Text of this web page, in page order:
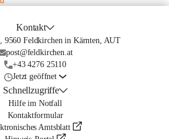
Kontakt
9560 Feldkirchen in Kärnten, AUT
post@feldkirchen.at
+43 4276 25110
Jetzt geöffnet
Schnellzugriffe
Hilfe im Notfall
Kontaktformular
Amtsblatt